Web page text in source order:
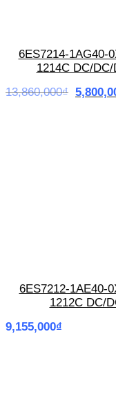
6ES7214-1AG40-
1214C DC/
13,860,000₫ Giá
gốc
6ES7212-1AE40-
1212C DC/
9,155,000₫